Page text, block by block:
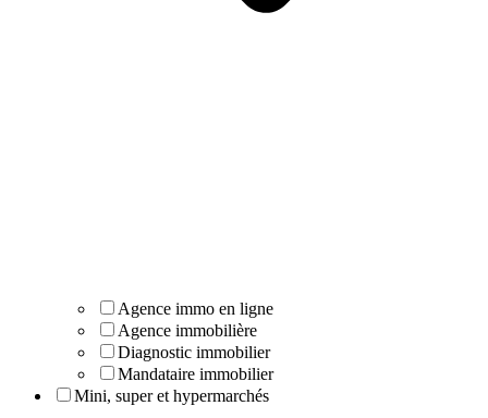
Agence immo en ligne
Agence immobilière
Diagnostic immobilier
Mandataire immobilier
Mini, super et hypermarchés